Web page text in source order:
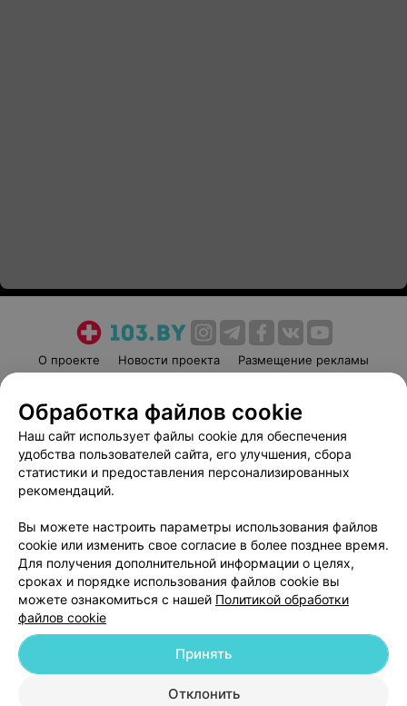
О проекте Новости проекта
Размещение рекламы
Пользовательское соглашение
Способы оплаты
Вакансии
Партнеры
Написать руководителю 103.by
Обработка персональных данных
© 2026 ООО «Артокс Лаб», УНП 191700409
| 220012, Республика Беларусь,
Обработка файлов cookie
Наш сайт использует файлы cookie для обеспечения
удобства пользователей сайта, его улучшения, сбора
статистики и предоставления персонализированных
рекомендаций.
Вы можете настроить параметры использования файлов
cookie или изменить свое согласие в более позднее время.
Для получения дополнительной информации о целях,
сроках и порядке использования файлов cookie вы
можете ознакомиться с нашей Политикой обработки
файлов cookie
Отклонить
Принять